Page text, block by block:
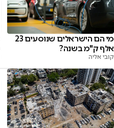
מי הם הישראלים שנוסעים 23
אלף ק"מ בשנה?
קובי אליה